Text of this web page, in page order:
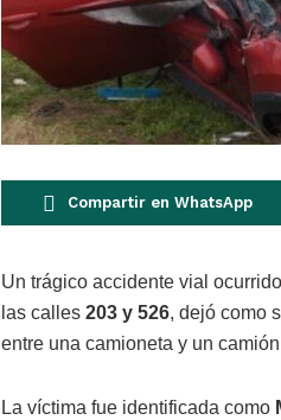
Compartir en WhatsApp
Un trágico accidente vial
las calles 203 y 526, dejó como
entre una camioneta y un
La víctima fue identificada como